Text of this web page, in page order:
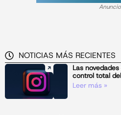
Anuncio
NOTICIAS MÁS RECIENTES
Las
control total
Leer más »